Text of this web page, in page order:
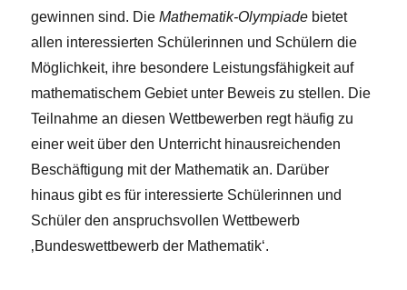
gewinnen sind. DieMathematik-Olympiade bietet
allen interessierten Schülerinnen und Schülern die
Möglichkeit, ihre besondere Leistungsfähigkeit auf
mathematischem Gebiet unter Beweis zu stellen. Die
Teilnahme an diesen Wettbewerben regt häufig zu
einer weit über den Unterricht hinausreichenden
Beschäftigung mit der Mathematik an. Darüber
hinaus gibt es für interessierte Schülerinnen und
Schüler den anspruchsvollen Wettbewerb
‚Bundeswettbewerb der Mathematik‘.